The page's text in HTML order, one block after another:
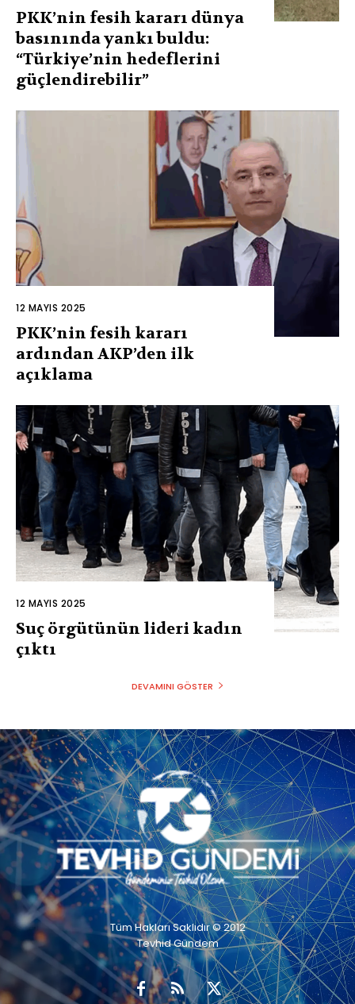
PKK’nin fesih kararı dünya
basınında yankı buldu:
“Türkiye’nin hedeflerini
güçlendirebilir”
12 MAYIS 2025
PKK’nin fesih kararı
ardından AKP’den ilk
açıklama
12 MAYIS 2025
Suç örgütünün lideri kadın
çıktı
DEVAMINI GÖSTER
Tüm Hakları Saklıdır © 2012
Tevhid Gündem